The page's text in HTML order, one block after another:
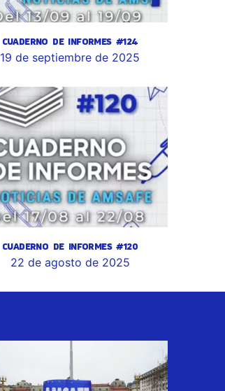
CUADERNO DE INFORMES #124
19 de septiembre de 2025
CUADERNO DE INFORMES #120
22 de agosto de 2025